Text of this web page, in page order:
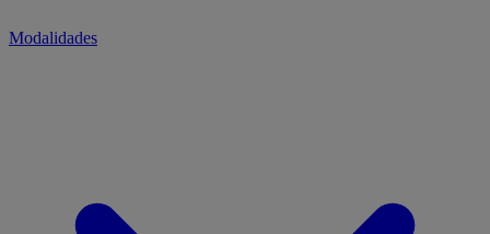
Modalidades